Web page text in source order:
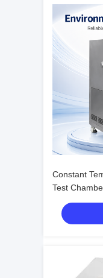
Constant
Test
Range,
Eco-friendly